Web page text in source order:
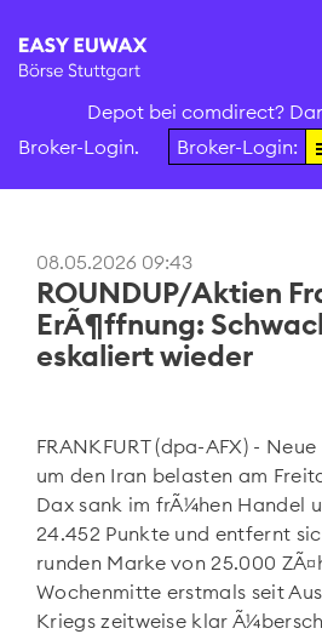
Depot bei comdirect?
Broker-Login.
Broker-Login:
08.05.2026 09:43
ROUNDUP/Aktien
ErÃ¶ffnung:
eskaliert wieder
FRANKFURT (dpa-AFX) -
um den Iran belasten am
Daxsank im frÃ¼hen Handel
24.452 Punkte und entfernt
runden Marke von 25.000
Wochenmitte erstmals seit
Kriegs zeitweise klar